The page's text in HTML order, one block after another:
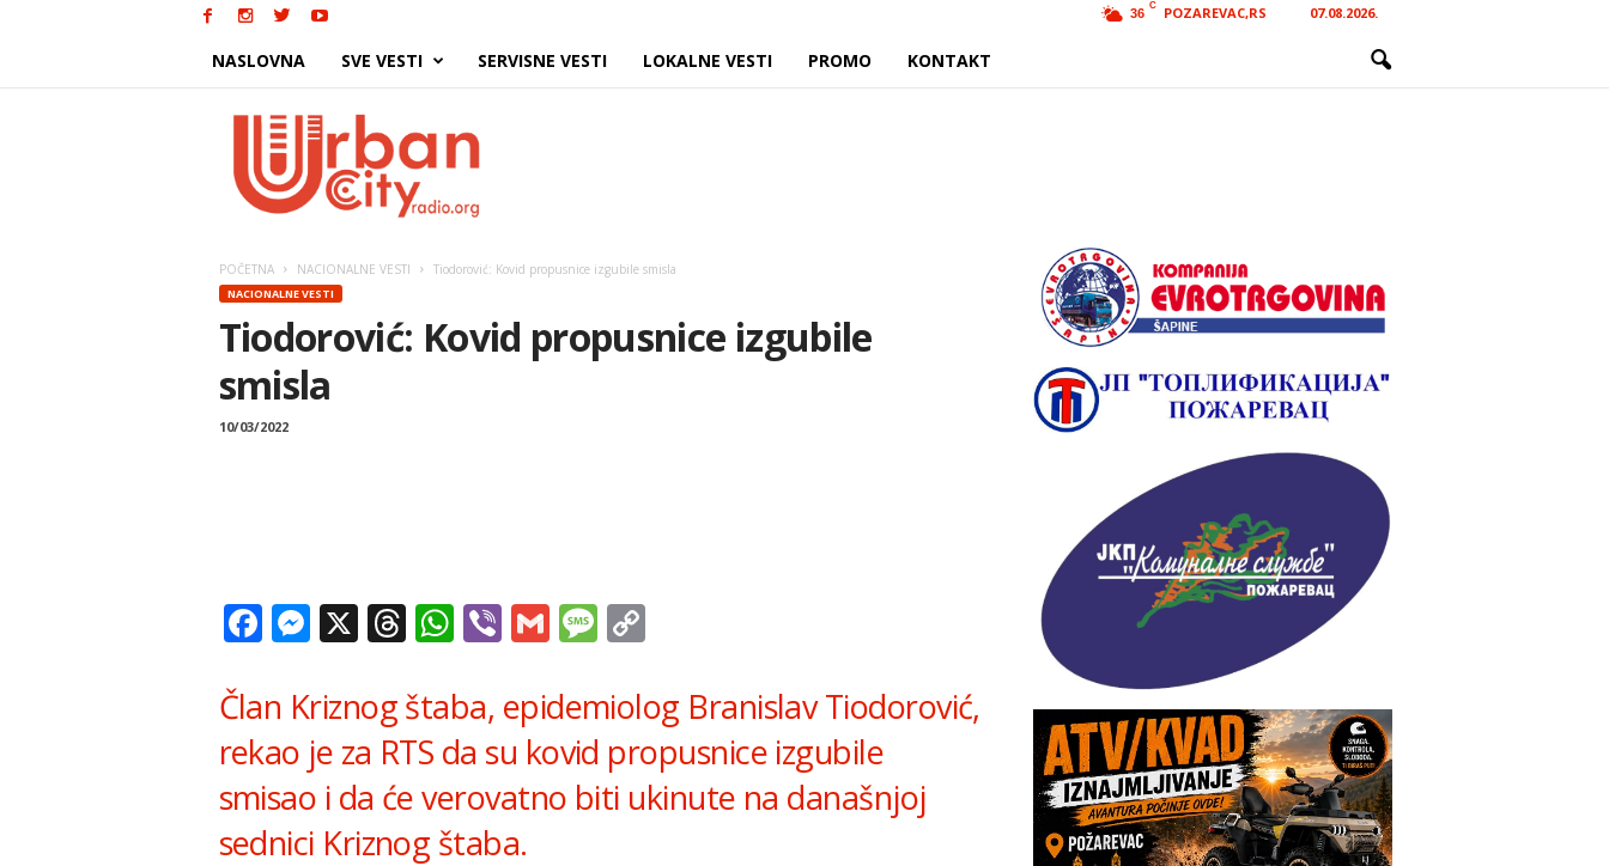
36
C POZAREVAC,RS 07.08.2026.
NASLOVNA SVE VESTI SERVISNE VESTI LOKALNE VESTI PROMO KONTAKT
POČETNA NACIONALNE VESTI Tiodorović: Kovid propusnice izgubile smisla
NACIONALNE VESTI
Tiodorović: Kovid propusnice izgubile
smisla
10/03/2022
Facebook
Messenger
X Threads
WhatsApp
ViberGmailMessage
Član Kriznog štaba, epidemiolog Branislav Tiodorović,
rekao je za RTS da su kovid propusnice izgubile
smisao i da će verovatno biti ukinute na današnjoj
sednici Kriznog štaba.